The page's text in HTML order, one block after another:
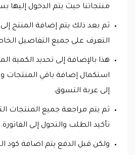
منتجاتنا حيث يتم الدخول إليها
ثم بعد ذلك يتم إضافة المنتج
التعرف على جميع التفاصيل
هذا بالإضافة إلى تحديد الكمية
استكمال إضافة باقي المنتجات
إلى عربة التسوق.
ثم يتم مراجعة جميع المنتجات
تأكيد الطلب والتحول إلى الفاتورة.
ولكن قبل الدفع يتم اضافة كود